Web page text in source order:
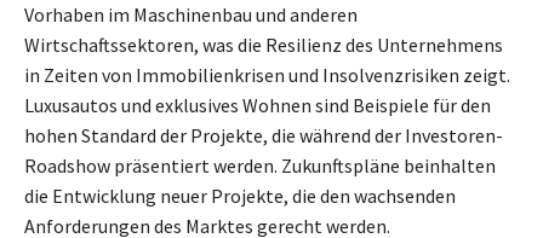
Vorhaben im Maschinenbau und anderen
Wirtschaftssektoren, was die Resilienz des Unternehmens
in Zeiten von Immobilienkrisen und Insolvenzrisiken zeigt.
Luxusautos und exklusives Wohnen sind Beispiele für den
hohen Standard der Projekte, die während der Investoren-
Roadshow präsentiert werden. Zukunftspläne beinhalten
die Entwicklung neuer Projekte, die den wachsenden
Anforderungen des Marktes gerecht werden.